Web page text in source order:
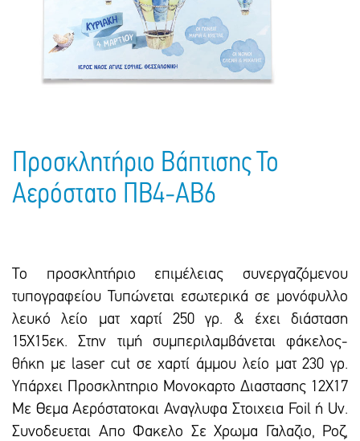
Τσάντες - Ποδιές - Ομπρέλες
Παιδικό Πάρτι
Παιδικά Είδη
Ημερολόγια - Ατζέντες
Γραφική Ύλη
Είδη Γραφείου
Προσκλητήριο Βάπτισης Το
Αερόστατο ΠΒ4-ΑΒ6
Το προσκλητήριο επιμέλειας συνεργαζόμενου
τυπογραφείου Τυπώνεται εσωτερικά σε μονόφυλλο
λευκό λείο ματ χαρτί 250 γρ. & έχει διάσταση
15Χ15εκ. Στην τιμή συμπεριλαμβάνεται φάκελος-
θήκη με laser cut σε χαρτί άμμου λείο ματ 230 γρ.
Υπάρχει Προσκλητηριο Μονοκαρτο Διαστασης 12Χ17
Με Θεμα Αερόστατοκαι Αναγλυφα Στοιχεια Foil ή Uv.
Συνοδευεται Απο Φακελο Σε Χρωμα Γαλαζιο, Ροζ,